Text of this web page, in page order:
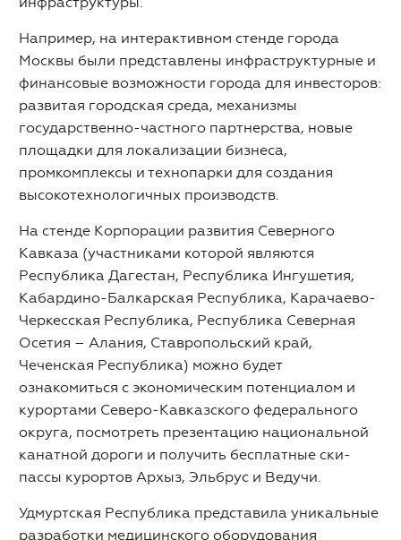
Например, на интерактивном стенде города
Москвы были представлены инфраструктурные и
финансовые возможности города для инвесторов:
развитая городская среда, механизмы
государственно-частного партнерства, новые
площадки для локализации бизнеса,
промкомплексы и технопарки для создания
высокотехнологичных производств.
На стенде Корпорации развития Северного
Кавказа (участниками которой являются
Республика Дагестан, Республика Ингушетия,
Кабардино-Балкарская Республика, Карачаево-
Черкесская Республика, Республика Северная
Осетия – Алания, Ставропольский край,
Чеченская Республика) можно будет
ознакомиться с экономическим потенциалом и
курортами Северо-Кавказского федерального
округа, посмотреть презентацию национальной
канатной дороги и получить бесплатные ски-
пассы курортов Архыз, Эльбрус и Ведучи.
Удмуртская Республика представила уникальные
разработки медицинского оборудования